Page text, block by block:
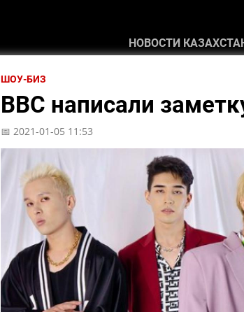
НОВОСТИ
ШОУ-БИЗ
BBC написали
📅 2021-01-05 11:53